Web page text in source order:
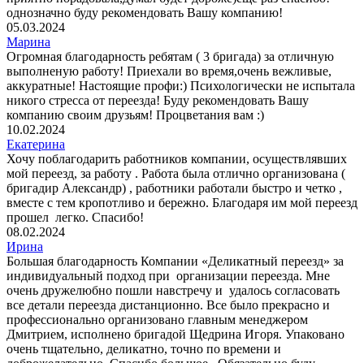
однозначно буду рекомендовать Вашу компанию!
05.03.2024
Марина
Огромная благодарность ребятам ( 3 бригада) за отличную
выполненую работу! Приехали во время,очень вежливые,
аккуратные! Настоящие профи:) Психологически не испытала
никого стресса от переезда! Буду рекомендовать Вашу
компанию своим друзьям! Процветания вам :)
10.02.2024
Екатерина
Хочу поблагодарить работников компании, осуществлявших
мой переезд, за работу . Работа была отлично организована (
бригадир Александр) , работники работали быстро и четко ,
вместе с тем кропотливо и бережно. Благодаря им мой переезд
прошел легко. Спасибо!
08.02.2024
Ирина
Большая благодарность Компании «Деликатный переезд» за
индивидуальный подход при организации переезда. Мне
очень дружелюбно пошли навстречу и удалось согласовать
все детали переезда дистанционно. Все было прекрасно и
профессионально организовано главным менеджером
Дмитрием, исполнено бригадой Щедрина Игоря. Упаковано
очень тщательно, деликатно, точно по времени и